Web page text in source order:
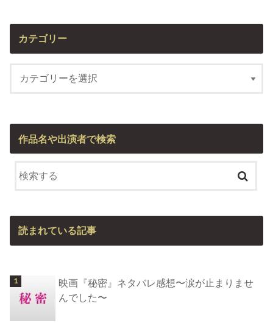
カテゴリー
作品名や出演者で検索
読まれている記事
映画『秘密』ネタバレ感想〜涙が止まりませ
んでした〜